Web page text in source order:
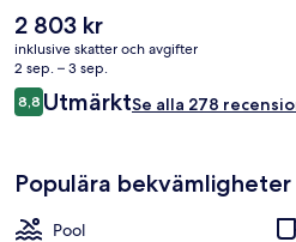
Buffet, en av 6 restauranger,
gastronomi och serverar frukost,
med all-inclusive erbjuder även
nattklubb och en gratis barnklubb.
Det
nuvarande
priset
är
2 803 kr
2 803 kr
inklusive skatter och avgifter
2 sep. – 3 sep.
Recensioner
8,88,8 av 10,
UtmärktSe alla 278
Populära bekvämligheter
Pool